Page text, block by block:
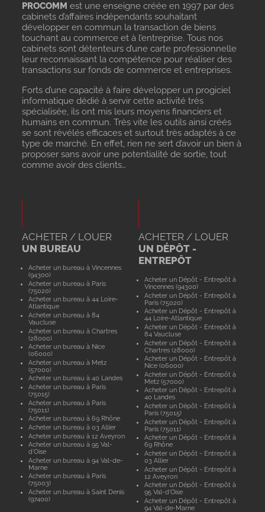
PROCOMM est une enseigne créée en 1997 par des
cabinets d’affaires indépendants souhaitant
développer en commun la transaction de biens
touchant au commerce et à l’entreprise. Tous nos
cabinets sont détenteurs d’une carte professionnelle
leur reconnaissant la compétence pour réaliser des
transactions sur fonds de commerce et entreprises.
Forts d’une capacité à faire développer un progiciel
informatique dédié à servir cette activité très
spécialisée, ils ont mis leurs moyens financiers et
humains en commun. Très vite les outils ainsi créés
se sont révélés efficaces et surtout très adaptés à ce
type de marché. En effet, rien ne sert d’avoir un bien à
proposer sans avoir une potentialité de sortie, tout
comme avoir des clients…
ACHETER / LOUER
UN BUREAU
Acheter un bureau à Vincennes
(94300)
Acheter un bureau à Paris
(75020)
Acheter un bureau à 44 Loire-
Atlantique
Acheter un bureau à 84
Vaucluse
Acheter un bureau à Chartres
(28000)
Acheter un bureau à Nice
(06000)
Acheter un bureau à Metz
(57000)
Acheter un bureau à 40 Landes
Acheter un bureau à Paris
(75015)
Acheter un bureau à Paris
(75011)
Acheter un bureau à 69 Rhône
Acheter un bureau à 03 Allier
Acheter un bureau à 12 Aveyron
Acheter un bureau à 95 Val-
d'Oise
Acheter un bureau à 94 Val-de-
Marne
Acheter un bureau à Paris
(75003)
Acheter un bureau à Saint Denis
(97400)
ACHETER / LOUER
UN DÉPÔT -
ENTREPÔT
Acheter un Dépôt - Entrepôt à
Vincennes (94300)
Acheter un Dépôt - Entrepôt à
Paris (75020)
Acheter un Dépôt - Entrepôt à
44 Loire-Atlantique
Acheter un Dépôt - Entrepôt à
84 Vaucluse
Acheter un Dépôt - Entrepôt à
Chartres (28000)
Acheter un Dépôt - Entrepôt à
Nice (06000)
Acheter un Dépôt - Entrepôt à
Metz (57000)
Acheter un Dépôt - Entrepôt à
40 Landes
Acheter un Dépôt - Entrepôt à
Paris (75015)
Acheter un Dépôt - Entrepôt à
Paris (75011)
Acheter un Dépôt - Entrepôt à
69 Rhône
Acheter un Dépôt - Entrepôt à
03 Allier
Acheter un Dépôt - Entrepôt à
12 Aveyron
Acheter un Dépôt - Entrepôt à
95 Val-d'Oise
Acheter un Dépôt - Entrepôt à
94 Val-de-Marne